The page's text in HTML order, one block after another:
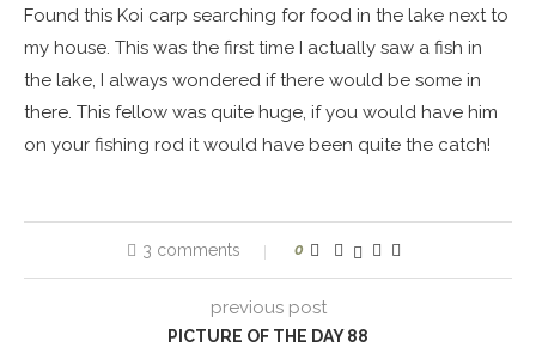
Found this Koi carp searching for food in the lake next to
my house. This was the first time I actually saw a fish in
the lake, I always wondered if there would be some in
there. This fellow was quite huge, if you would have him
on your fishing rod it would have been quite the catch!
3 comments 0
previous post
PICTURE OF THE DAY 88